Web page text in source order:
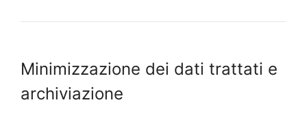
Minimizzazione dei dati trattati e
archiviazione